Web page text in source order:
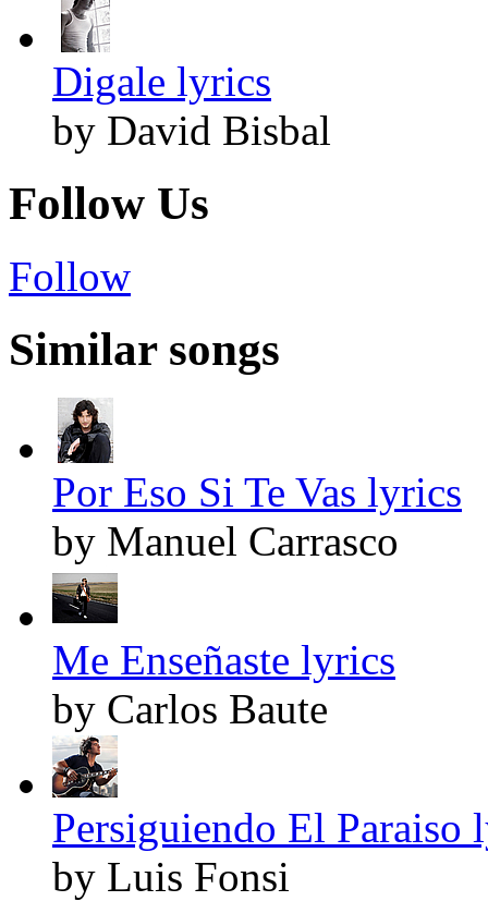
Digale lyrics
by David Bisbal
Follow Us
Follow
Similar songs
Por Eso Si Te Vas lyrics
by Manuel Carrasco
Me Enseñaste lyrics
by Carlos Baute
Persiguiendo El Paraiso
by Luis Fonsi